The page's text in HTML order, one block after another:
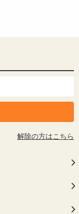
解除の方はこちら